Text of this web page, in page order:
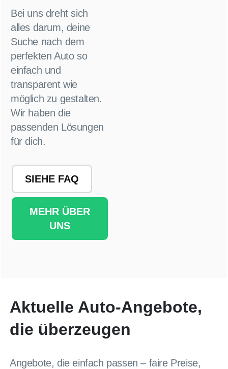
Bei uns dreht sich
alles darum, deine
Suche nach dem
perfekten Auto so
einfach und
transparent wie
möglich zu gestalten.
Wir haben die
passenden Lösungen
für dich.
SIEHE FAQ
MEHR ÜBER
UNS
Aktuelle Auto-Angebote,
die überzeugen
Angebote, die einfach passen – faire Preise,